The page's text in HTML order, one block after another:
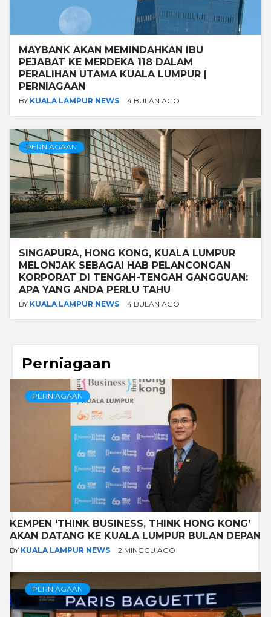
MAYBANK AKAN MEMINDAHKAN IBU
PEJABAT KE MERDEKA 118 DALAM
PERALIHAN UTAMA KUALA LUMPUR |
PERNIAGAAN
BY KUALA LAMPUR NEWS 4 BULAN AGO
PERNIAGAAN
SINGAPURA, HONG KONG, KUALA LUMPUR
MELONJAK SEBAGAI HAB PELANCONGAN
KORPORAT DI TENGAH-TENGAH GANGGUAN:
APA YANG ANDA PERLU TAHU
BY KUALA LAMPUR NEWS 4 BULAN AGO
Perniagaan
PERNIAGAAN
KEMPEN ‘THINK BUSINESS, THINK HONG KONG’
AKAN DATANG KE KUALA LUMPUR BULAN DEPAN
BY KUALA LAMPUR NEWS 2 MINGGU AGO
PERNIAGAAN